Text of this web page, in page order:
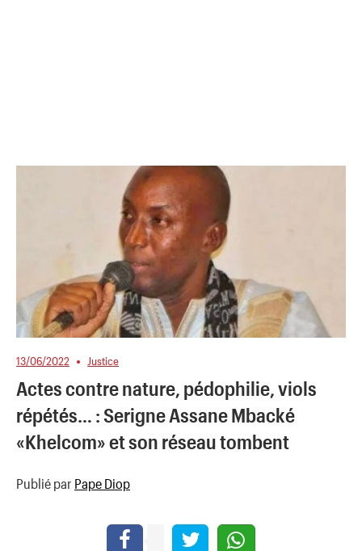
13/06/2022 Justice
Actes contre nature, pédophilie, viols
répétés… : Serigne Assane Mbacké
«Khelcom» et son réseau tombent
Publié par Pape Diop